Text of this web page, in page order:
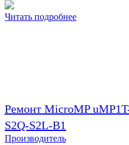
Читать подробнее
Ремонт MicroMP
S2Q-S2L-B1
Производитель